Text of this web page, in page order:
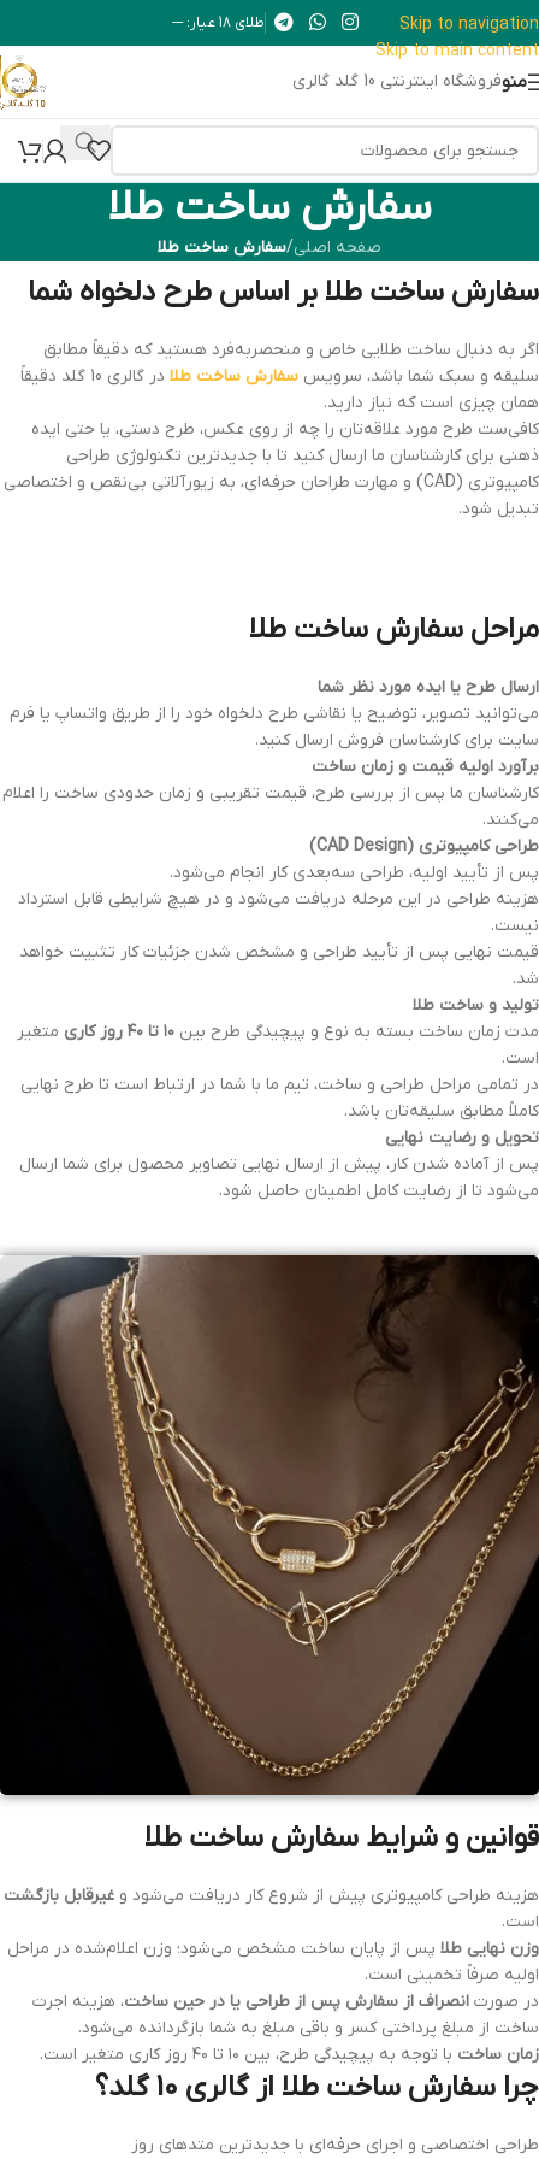
Skip to navigation
Skip to main content
طلای 18 عیار: ---
منوفروشگاه اینترنتی 10 گلد گالری
سفارش ساخت طلا
صفحه اصلی/سفارش ساخت طلا
سفارش ساخت طلا بر اساس طرح دلخواه شما
اگر به دنبال ساخت طلایی خاص و منحصربه‌فرد هستید که دقیقاً مطابق
سلیقه و سبک شما باشد، سرویس سفارش ساخت طلا
در گالری 10 گلد دقیقاً
همان چیزی است که نیاز دارید.
کافی‌ست طرح مورد علاقه‌تان را چه از روی عکس، طرح دستی، یا حتی ایده
ذهنی برای کارشناسان ما ارسال کنید تا با جدیدترین تکنولوژی طراحی
کامپیوتری (CAD) و مهارت طراحان حرفه‌ای، به زیورآلاتی بی‌نقص و اختصاصی
تبدیل شود.
مراحل سفارش ساخت طلا
ارسال طرح یا ایده مورد نظر شما
می‌توانید تصویر، توضیح یا نقاشی طرح دلخواه خود را از طریق واتساپ یا فرم
سایت برای کارشناسان فروش ارسال کنید.
برآورد اولیه قیمت و زمان ساخت
کارشناسان ما پس از بررسی طرح، قیمت تقریبی و زمان حدودی ساخت را اعلام
می‌کنند.
طراحی کامپیوتری (CAD Design)
پس از تأیید اولیه، طراحی سه‌بعدی کار انجام می‌شود.
هزینه طراحی در این مرحله دریافت می‌شود و در هیچ شرایطی قابل استرداد
نیست.
قیمت نهایی پس از تأیید طراحی و مشخص شدن جزئیات کار تثبیت خواهد
شد.
تولید و ساخت طلا
مدت زمان ساخت بسته به نوع و پیچیدگی طرح بین ۱۰ تا ۴۰ روز کاری متغیر
است.
در تمامی مراحل طراحی و ساخت، تیم ما با شما در ارتباط است تا طرح نهایی
کاملاً مطابق سلیقه‌تان باشد.
تحویل و رضایت نهایی
پس از آماده شدن کار، پیش از ارسال نهایی تصاویر محصول برای شما ارسال
می‌شود تا از رضایت کامل اطمینان حاصل شود.
قوانین و شرایط سفارش ساخت طلا
هزینه طراحی کامپیوتری پیش از شروع کار دریافت می‌شود و غیرقابل بازگشت
است.
وزن نهایی طلا پس از پایان ساخت مشخص می‌شود؛ وزن اعلام‌شده در مراحل
اولیه صرفاً تخمینی است.
در صورت انصراف از سفارش پس از طراحی یا در حین ساخت، هزینه اجرت
ساخت از مبلغ پرداختی کسر و باقی مبلغ به شما بازگردانده می‌شود.
زمان ساخت با توجه به پیچیدگی طرح، بین ۱۰ تا ۴۰ روز کاری متغیر است.
چرا سفارش ساخت طلا از گالری 10 گلد؟
طراحی اختصاصی و اجرای حرفه‌ای با جدیدترین متدهای روز